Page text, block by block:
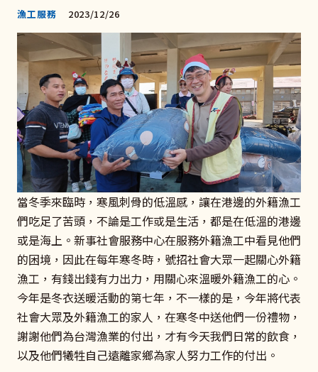
漁工服務 2023/12/26
當冬季來臨時，寒風刺骨的低溫感，讓在港邊的外籍漁工
們吃足了苦頭，不論是工作或是生活，都是在低溫的港邊
或是海上。新事社會服務中心在服務外籍漁工中看見他們
的困境，因此在每年寒冬時，號招社會大眾一起關心外籍
漁工，有錢出錢有力出力，用關心來溫暖外籍漁工的心。
今年是冬衣送暖活動的第七年，不一樣的是，今年將代表
社會大眾及外籍漁工的家人，在寒冬中送他們一份禮物，
謝謝他們為台灣漁業的付出，才有今天我們日常的飲食，
以及他們犧牲自己遠離家鄉為家人努力工作的付出。